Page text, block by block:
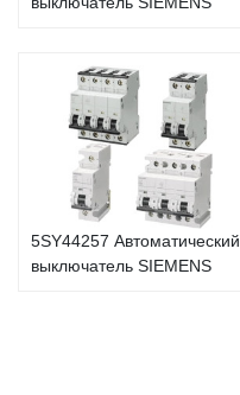
5SY44257 Автоматический
выключатель SIEMENS